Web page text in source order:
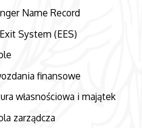
Name Record
System (EES)
finansowe
własnościowa i majątek
zarządcza